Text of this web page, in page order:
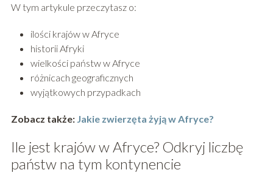
W tym artykule przeczytasz o:
ilości krajów w Afryce
historii Afryki
wielkości państw w Afryce
różnicach geograficznych
wyjątkowych przypadkach
Zobacz także: Jakie zwierzęta żyją w Afryce?
Ile jest krajów w Afryce? Odkryj liczbę
państw na tym kontynencie